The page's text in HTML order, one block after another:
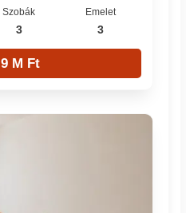
Szobák
3
Emelet
3
M Ft